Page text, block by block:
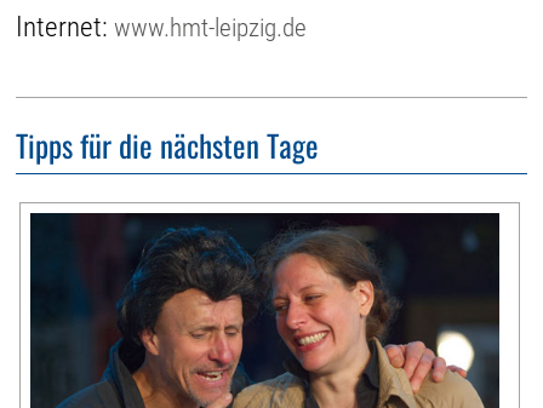
Internet:www.hmt-leipzig.de
Tipps für die nächsten Tage